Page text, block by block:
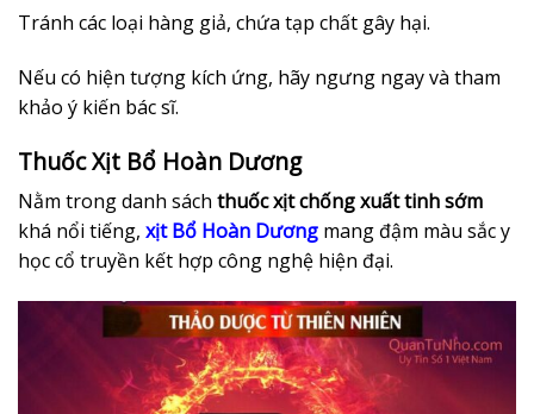
Tránh các loại hàng giả, chứa tạp chất gây hại.
Nếu có hiện tượng kích ứng, hãy ngưng ngay và tham
khảo ý kiến bác sĩ.
Thuốc Xịt Bổ Hoàn Dương
Nằm trong danh sách thuốc xịt chống xuất tinh sớm
khá nổi tiếng, xịt Bổ Hoàn Dương mang đậm màu sắc y
học cổ truyền kết hợp công nghệ hiện đại.